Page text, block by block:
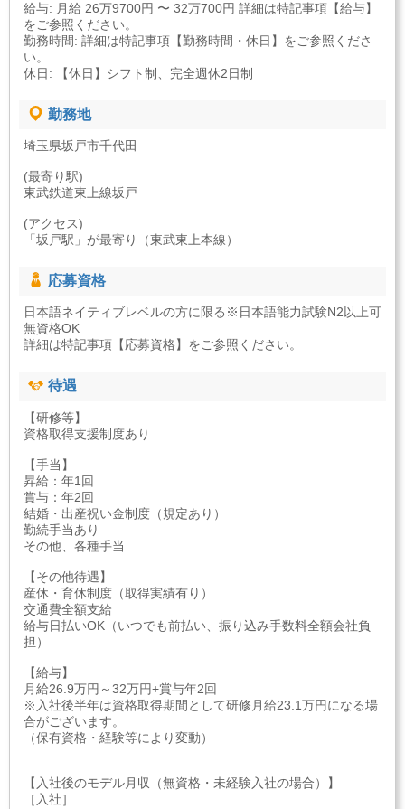
給与: 月給 26万9700円 〜 32万700円 詳細は特記事項【給与】
をご参照ください。
勤務時間: 詳細は特記事項【勤務時間・休日】をご参照くださ
い。
休日: 【休日】シフト制、完全週休2日制
勤務地
埼玉県坂戸市千代田
(最寄り駅)
東武鉄道東上線坂戸
(アクセス)
「坂戸駅」が最寄り（東武東上本線）
応募資格
日本語ネイティブレベルの方に限る※日本語能力試験N2以上可
無資格OK
詳細は特記事項【応募資格】をご参照ください。
待遇
【研修等】
資格取得支援制度あり
【手当】
昇給：年1回
賞与：年2回
結婚・出産祝い金制度（規定あり）
勤続手当あり
その他、各種手当
【その他待遇】
産休・育休制度（取得実績有り）
交通費全額支給
給与日払いOK（いつでも前払い、振り込み手数料全額会社負
担）
【給与】
月給26.9万円～32万円+賞与年2回
※入社後半年は資格取得期間として研修月給23.1万円になる場
合がございます。
（保有資格・経験等により変動）
【入社後のモデル月収（無資格・未経験入社の場合）】
［入社］